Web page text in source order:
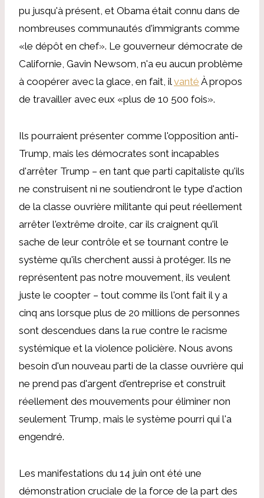
pu jusqu'à présent, et Obama était connu dans de
nombreuses communautés d'immigrants comme
«le dépôt en chef». Le gouverneur démocrate de
Californie, Gavin Newsom, n'a eu aucun problème
à coopérer avec la glace, en fait, ilvanté À propos
de travailler avec eux «plus de 10 500 fois».
Ils pourraient présenter comme l'opposition anti-
Trump, mais les démocrates sont incapables
d'arrêter Trump – en tant que parti capitaliste qu'ils
ne construisent ni ne soutiendront le type d'action
de la classe ouvrière militante qui peut réellement
arrêter l'extrême droite, car ils craignent qu'il
sache de leur contrôle et se tournant contre le
système qu'ils cherchent aussi à protéger. Ils ne
représentent pas notre mouvement, ils veulent
juste le coopter – tout comme ils l'ont fait il y a
cinq ans lorsque plus de 20 millions de personnes
sont descendues dans la rue contre le racisme
systémique et la violence policière. Nous avons
besoin d'un nouveau parti de la classe ouvrière qui
ne prend pas d'argent d'entreprise et construit
réellement des mouvements pour éliminer non
seulement Trump, mais le système pourri qui l'a
engendré.
Les manifestations du 14 juin ont été une
démonstration cruciale de la force de la part des